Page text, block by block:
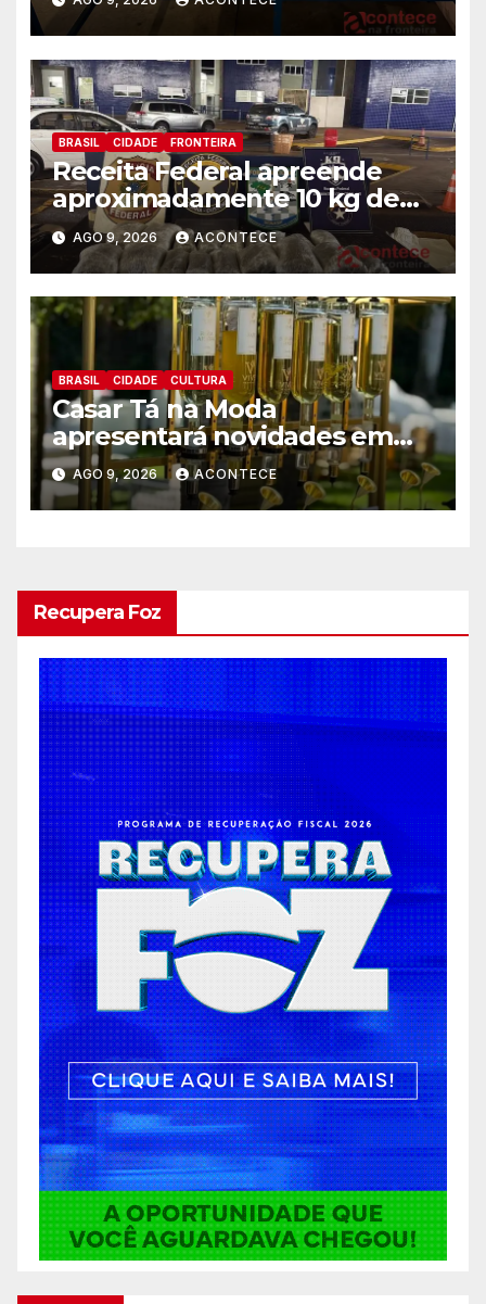
Federal
BRASIL CIDADE FRONTEIRA
Receita Federal apreende
aproximadamente 10 kg de
substância análoga ao
capulho
AGO 9, 2026 ACONTECE
BRASIL CIDADE CULTURA
Casar Tá na Moda
apresentará novidades em
entretenimento para
casamentos e festas de
debutantes
AGO 9, 2026 ACONTECE
Recupera Foz